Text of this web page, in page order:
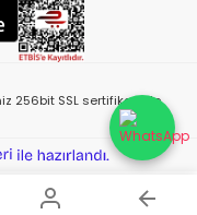
256bit SSL sertifikası ile
e-
paketleri
ile
hazırlandı.